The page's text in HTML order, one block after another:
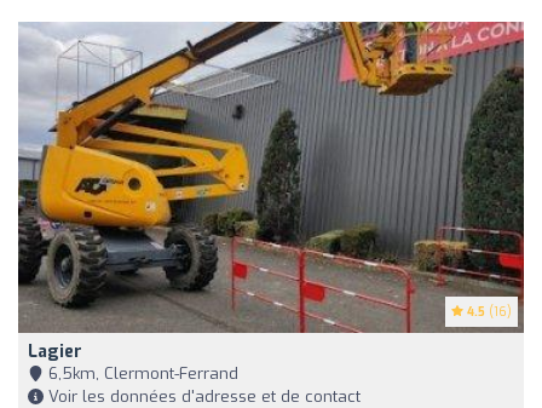
4.5 (16)
Lagier
6,5km, Clermont-Ferrand
Voir les données d'adresse et de contact